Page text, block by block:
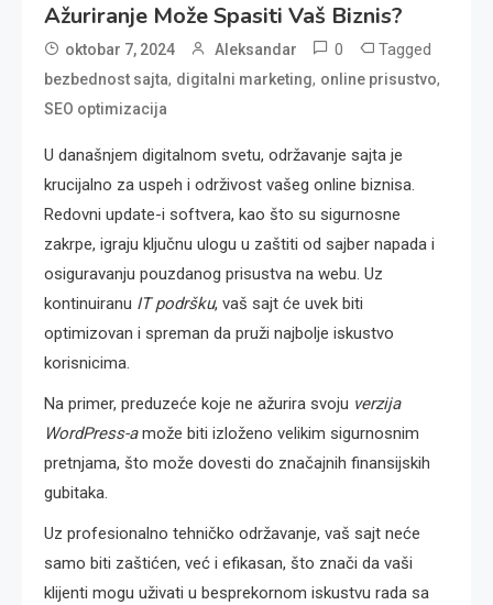
Ažuriranje Može Spasiti Vaš Biznis?
oktobar 7, 2024 Aleksandar 0 Tagged
bezbednost sajta, digitalni marketing, online prisustvo,
SEO optimizacija
U današnjem digitalnom svetu, održavanje sajta je
krucijalno za uspeh i održivost vašeg online biznisa.
Redovni update-i softvera, kao što su sigurnosne
zakrpe, igraju ključnu ulogu u zaštiti od sajber napada i
osiguravanju pouzdanog prisustva na webu. Uz
kontinuiranu IT podršku, vaš sajt će uvek biti
optimizovan i spreman da pruži najbolje iskustvo
korisnicima.
Na primer, preduzeće koje ne ažurira svoju verzija
WordPress-amože biti izloženo velikim sigurnosnim
pretnjama, što može dovesti do značajnih finansijskih
gubitaka.
Uz profesionalno tehničko održavanje, vaš sajt neće
samo biti zaštićen, već i efikasan, što znači da vaši
klijenti mogu uživati u besprekornom iskustvu rada sa